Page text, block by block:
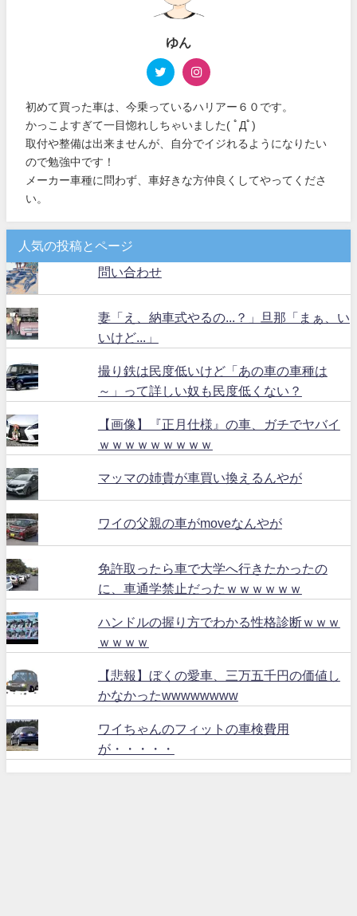
ゆん
初めて買った車は、今乗っているハリアー６０です。
かっこよすぎて一目惚れしちゃいました( ﾟДﾟ)
取付や整備は出来ませんが、自分でイジれるようになりたい
ので勉強中です！
メーカー車種に問わず、車好きな方仲良くしてやってくださ
い。
人気の投稿とページ
問い合わせ
妻「え、納車式やるの...？」旦那「まぁ、い
いけど...」
撮り鉄は民度低いけど「あの車の車種は
～」って詳しい奴も民度低くない？
【画像】『正月仕様』の車、ガチでヤバイ
ｗｗｗｗｗｗｗｗｗ
マッマの姉貴が車買い換えるんやが
ワイの父親の車がmoveなんやが
免許取ったら車で大学へ行きたかったの
に、車通学禁止だったｗｗｗｗｗｗ
ハンドルの握り方でわかる性格診断ｗｗｗ
ｗｗｗｗ
【悲報】ぼくの愛車、三万五千円の価値し
かなかったwwwwwwww
ワイちゃんのフィットの車検費用
が・・・・・